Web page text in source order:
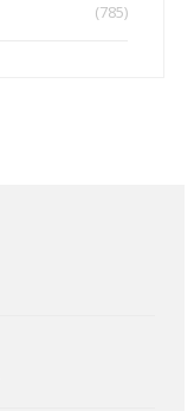
(785)